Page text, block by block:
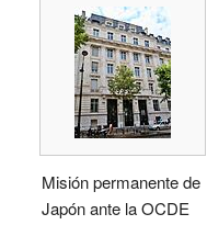
Misión permanente de
Japón ante la OCDE